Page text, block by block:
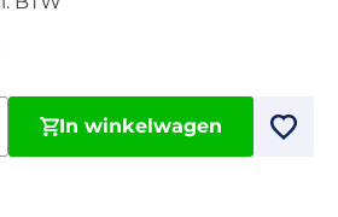
In winkelwagen